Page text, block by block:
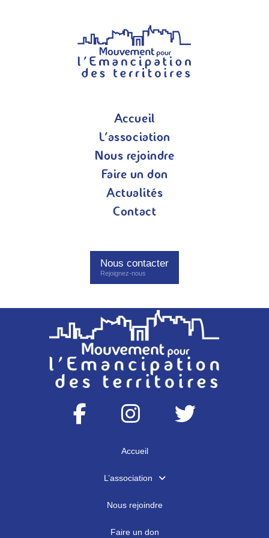
Accueil
L’association
Nous rejoindre
Faire un don
Actualités
Contact
Nous contacter
Rejoignez-nous
Accueil
L’association
Nous rejoindre
Faire un don